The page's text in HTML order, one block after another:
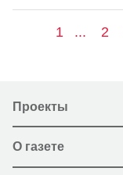
1 ... 2
Проекты
О газете